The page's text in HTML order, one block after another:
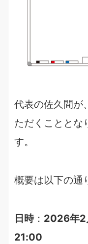
代表の佐久間が
ただくこととな
す。
概要は以下の通
日時： 2026年2
21:00